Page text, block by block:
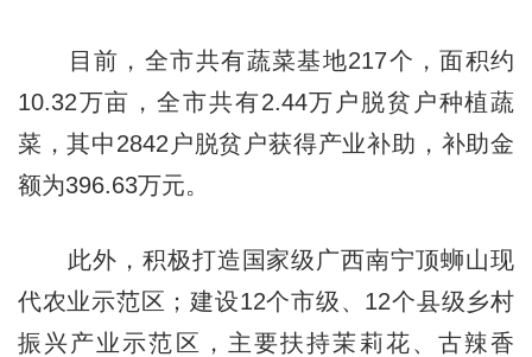
目前，全市共有蔬菜基地217个，面积约
10.32万亩，全市共有2.44万户脱贫户种植蔬
菜，其中2842户脱贫户获得产业补助，补助金
额为396.63万元。
此外，积极打造国家级广西南宁顶蛳山现
代农业示范区；建设12个市级、12个县级乡村
振兴产业示范区，主要扶持茉莉花、古辣香